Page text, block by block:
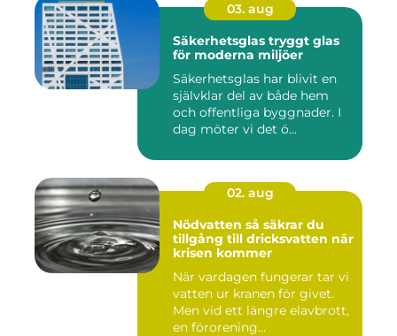
03. aug
Säkerhetsglas tryggt glas
för moderna miljöer
Säkerhetsglas har blivit en
självklar del av både hem
och offentliga byggnader. I
dag möter vi det ö...
02. aug
Nödvatten så säkrar du
tillgång till dricksvatten när
krisen kommer
När vardagen fungerar tar vi
vatten ur kranen för givet.
Men vid ett längre elavbrott,
en förorening...